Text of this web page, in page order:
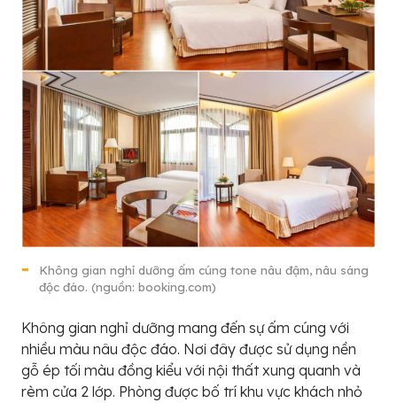
Không gian nghỉ dưỡng ấm cúng tone nâu đậm, nâu sáng
độc đáo. (nguồn: booking.com)
Không gian nghỉ dưỡng mang đến sự ấm cúng với
nhiều màu nâu độc đáo. Nơi đây được sử dụng nền
gỗ ép tối màu đồng kiểu với nội thất xung quanh và
rèm cửa 2 lớp. Phòng được bố trí khu vực khách nhỏ